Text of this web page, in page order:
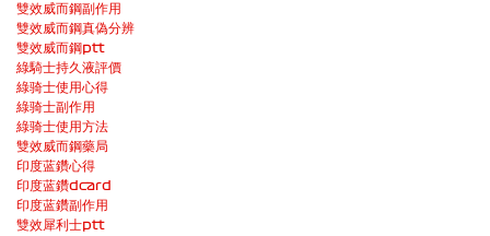
雙效威而鋼副作用
雙效威而鋼真偽分辨
雙效威而鋼ptt
綠騎士持久液評價
綠骑士使用心得
綠骑士副作用
綠骑士使用方法
雙效威而鋼藥局
印度蓝鑽心得
印度蓝鑽dcard
印度蓝鑽副作用
雙效犀利士ptt